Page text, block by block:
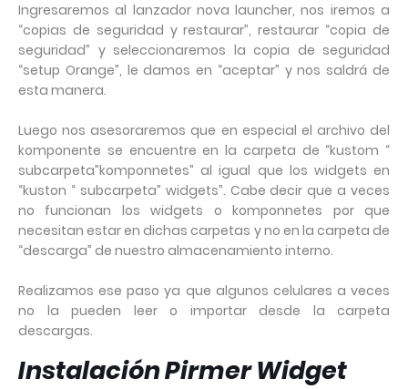
Ingresaremos al lanzador nova launcher, nos iremos a
“copias de seguridad y restaurar”, restaurar “copia de
seguridad” y seleccionaremos la copia de seguridad
“setup Orange”, le damos en “aceptar” y nos saldrá de
esta manera.
Luego nos asesoraremos que en especial el archivo del
komponente se encuentre en la carpeta de “kustom “
subcarpeta”komponnetes” al igual que los widgets en
“kuston “ subcarpeta” widgets”. Cabe decir que a veces
no funcionan los widgets o komponnetes por que
necesitan estar en dichas carpetas y no en la carpeta de
“descarga” de nuestro almacenamiento interno.
Realizamos ese paso ya que algunos celulares a veces
no la pueden leer o importar desde la carpeta
descargas.
Instalación Pirmer Widget